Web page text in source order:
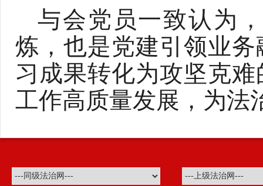
与会党员一致认为
炼，也是党建引领业
习成果转化为攻坚克
工作高质量发展，为法